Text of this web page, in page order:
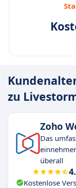
zu
Zoho
Das
überall
Kostenlose